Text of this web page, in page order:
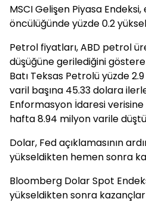
MSCI Gelişen Piyasa
öncülüğünde yüzde 0.2
Petrol fiyatları, ABD petrol
düşüğüne gerilediğini
Batı Teksas Petrolü yüzde
varil başına 45.33 dolara
Enformasyon İdaresi
hafta 8.94 milyon varile
Dolar, Fed açıklamasının
yükseldikten hemen sonra
Bloomberg Dolar Spot
yükseldikten sonra